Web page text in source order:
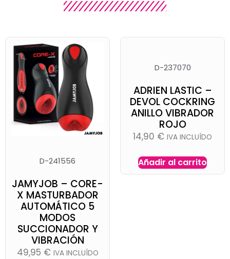
D-241556
JAMYJOB – CORE-
X MASTURBADOR
AUTOMÁTICO 5
MODOS
SUCCIONADOR Y
VIBRACIÓN
49,95 € IVA INCLUÍDO
D-237070
ADRIEN LASTIC –
DEVOL COCKRING
ANILLO VIBRADOR
ROJO
14,90 € IVA INCLUÍDO
Añadir al carrito